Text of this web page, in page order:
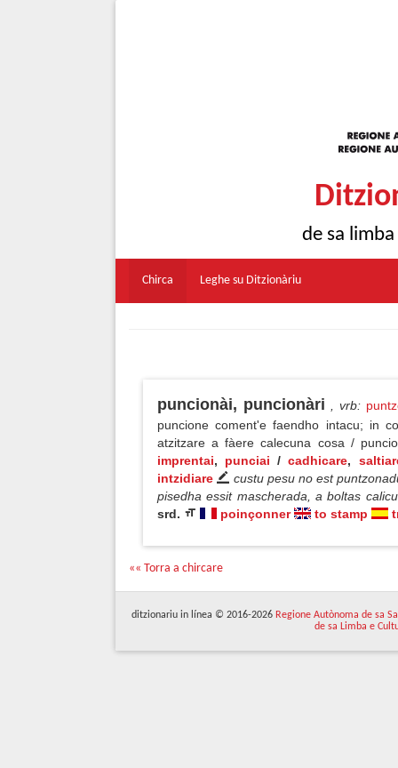
de sa
Chirca Leghe su Ditzionàriu
puncionài, puncionàri , vrb:
puncione coment'e faendho intacu; in
atzitzare a fàere calecuna cosa /
imprentai, punciai / cadhicare,
intzidiare
custu pesu no est
pisedha essit mascherada, a boltas
srd.
poinçonner to stamp
«« Torra a chircare
ditzionariu in línea © 2016-2026 Regione Autònoma de sa
de sa Limba e